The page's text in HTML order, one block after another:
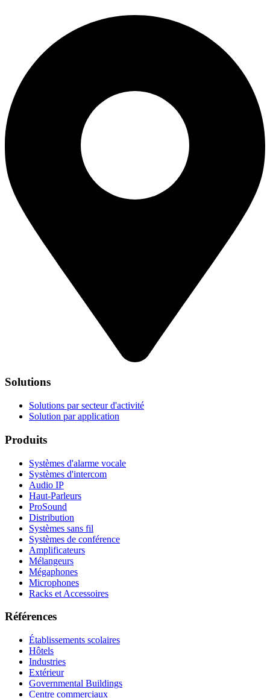
Solutions
Solutions par secteur d'activité
Solution par application
Produits
Systèmes d'alarme vocale
Systèmes d'intercom
Audio IP
Haut-Parleurs
ProSound
Distribution
Systèmes sans fil
Systèmes de conférence
Amplificateurs
Mélangeurs
Mégaphones
Microphones
Racks et Accessoires
Références
Établissements scolaires
Hôtels
Industries
Extérieur
Governmental Buildings
Centre commerciaux